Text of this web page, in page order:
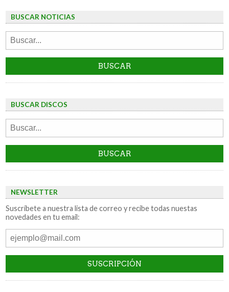
BUSCAR NOTICIAS
BUSCAR DISCOS
NEWSLETTER
Suscríbete a nuestra lista de correo y recibe todas nuestas
novedades en tu email: